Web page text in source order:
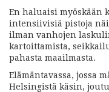
En haluaisi myöskään
intensiivisiä pistoja
ilman vanhojen
kartoittamista,
pahasta maailmasta.
Elämäntavassa, jossa
Helsingistä käsin,